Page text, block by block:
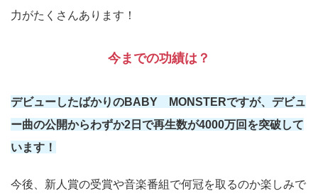
力がたくさんあります！
今までの功績は？
デビューしたばかりのBABY MONSTERですが、デビュ
ー曲の公開からわずか2日で再生数が4000万回を突破して
います！
今後、新人賞の受賞や音楽番組で何冠を取るのか楽しみで